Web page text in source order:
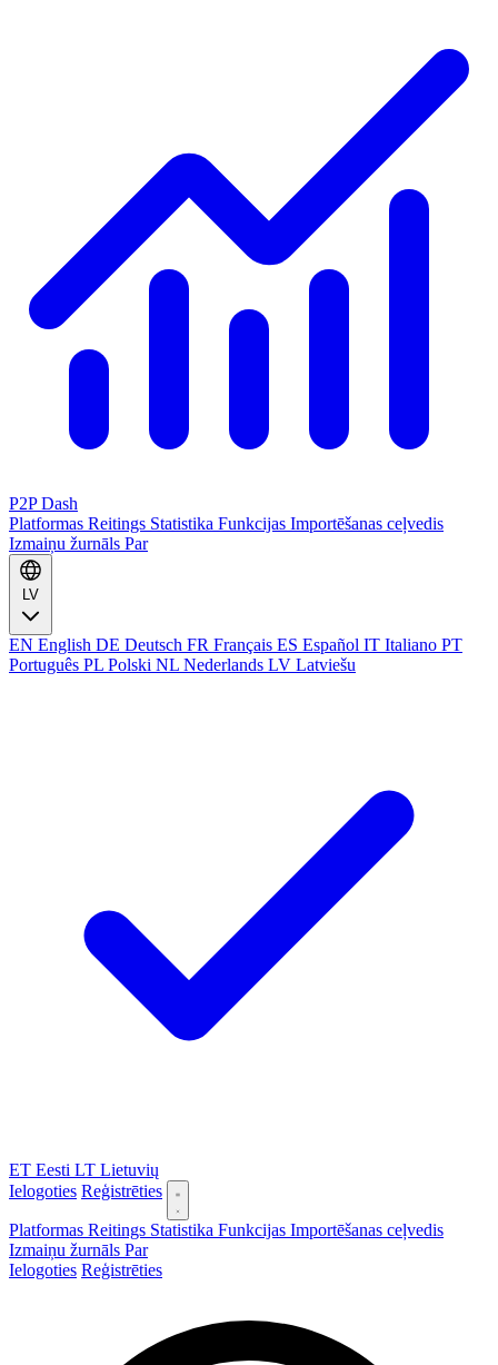
P2P Dash
Platformas Reitings Statistika Funkcijas Importēšanas ceļvedis
Izmaiņu žurnāls Par
LV
EN English DE Deutsch FR Français ES Español IT Italiano PT
Português PL Polski NL Nederlands LV Latviešu
ET Eesti LT Lietuvių
Ielogoties Reģistrēties
Platformas Reitings Statistika Funkcijas Importēšanas ceļvedis
Izmaiņu žurnāls Par
Ielogoties Reģistrēties